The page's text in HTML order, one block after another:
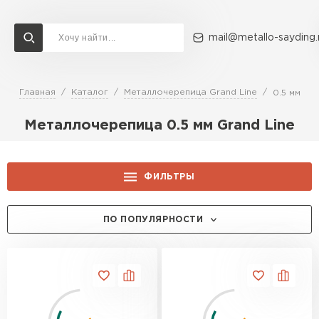
mail@metallo-
Главная Каталог Металлочерепица Grand Line 0.5 мм
Металлочерепица 0.5 мм Grand Line
ФИЛЬТРЫ
Aquasystem
Grand Line
ПОКРЫТИЕ:
ПО ПОПУЛЯРНОСТИ
Доставка и оплата Акции О компании Контакты
ВСЕ ПРОИЗВОДИТЕЛИ